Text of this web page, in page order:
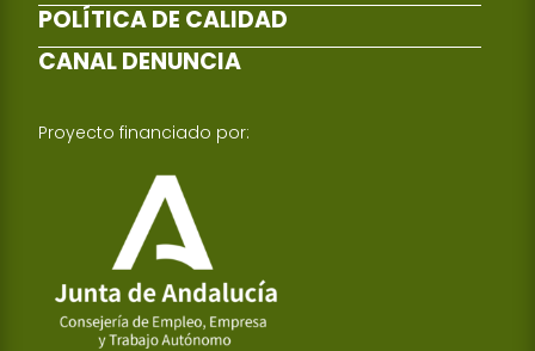
POLÍTICA DE CALIDAD
CANAL DENUNCIA
Proyecto financiado por: